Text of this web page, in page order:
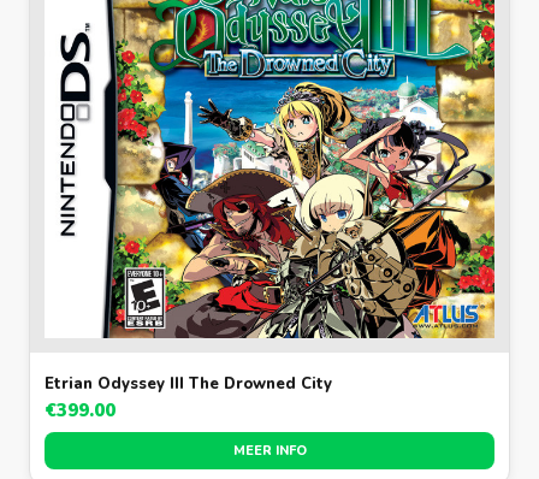
Etrian Odyssey III The Drowned City
€399.00
MEER INFO